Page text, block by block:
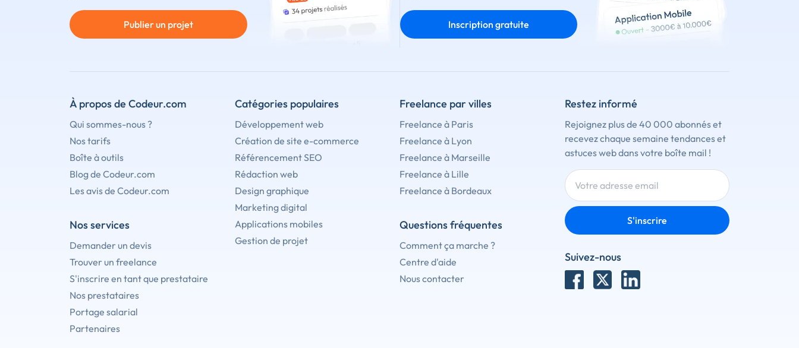
Publier un projet Inscription gratuite
À propos de Codeur.com
Qui sommes-nous ?
Nos tarifs
Boîte à outils
Blog de Codeur.com
Les avis de Codeur.com
Nos services
Demander un devis
Trouver un freelance
S'inscrire en tant que prestataire
Nos prestataires
Portage salarial
Partenaires
Catégories populaires
Développement web
Création de site e-commerce
Référencement SEO
Rédaction web
Design graphique
Marketing digital
Applications mobiles
Gestion de projet
Freelance par villes
Freelance à Paris
Freelance à Lyon
Freelance à Marseille
Freelance à Lille
Freelance à Bordeaux
Questions fréquentes
Comment ça marche ?
Centre d'aide
Nous contacter
Restez informé
Rejoignez plus de 40 000 abonnés et
recevez chaque semaine tendances et
astuces web dans votre boîte mail !
S'inscrire
Suivez-nous